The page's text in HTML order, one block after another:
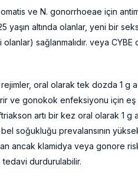
ve N. gonorrhoeae için
yaşın altında olanlar, yeni bir
sağlanmalıdır. veya
oral olarak tek dozda 1 g
ve gonokok enfeksiyonu için eş
artı bir kez oral olarak 1 g
soğukluğu prevalansının
ancak klamidya veya gonore
tedavi durdurulabilir.